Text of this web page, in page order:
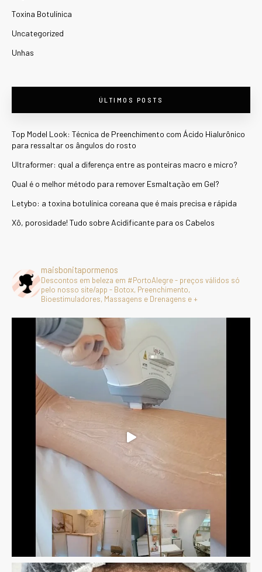
Toxina Botulínica
Uncategorized
Unhas
ÚLTIMOS POSTS
Top Model Look: Técnica de Preenchimento com Ácido Hialurônico
para ressaltar os ângulos do rosto
Ultraformer: qual a diferença entre as ponteiras macro e micro?
Qual é o melhor método para remover Esmaltação em Gel?
Letybo: a toxina botulínica coreana que é mais precisa e rápida
Xô, porosidade! Tudo sobre Acidificante para os Cabelos
maisbonitapormenos
Descontos em beleza em #PortoAlegre - preços válidos só
pelo nosso site/app - Botox, Preenchimento,
Bioestimuladores, Massagens e Drenagens e +